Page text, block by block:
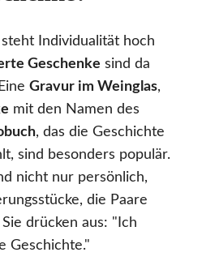
Individualität hoch
Geschenke sind da
Gravur im Weinglas,
mit den Namen des
, das die Geschichte
sind besonders populär.
nicht nur persönlich,
die Paare
drücken aus: "Ich
Geschichte."